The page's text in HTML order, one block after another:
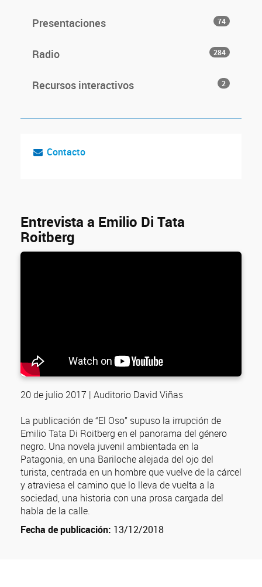
Presentaciones 74
Radio 284
Recursos interactivos 2
Contacto
Entrevista a Emilio Di Tata
Roitberg
20 de julio 2017 | Auditorio David Viñas
La publicación de “El Oso” supuso la irrupción de
Emilio Tata Di Roitberg en el panorama del género
negro. Una novela juvenil ambientada en la
Patagonia, en una Bariloche alejada del ojo del
turista, centrada en un hombre que vuelve de la cárcel
y atraviesa el camino que lo lleva de vuelta a la
sociedad, una historia con una prosa cargada del
habla de la calle.
Fecha de publicación: 13/12/2018